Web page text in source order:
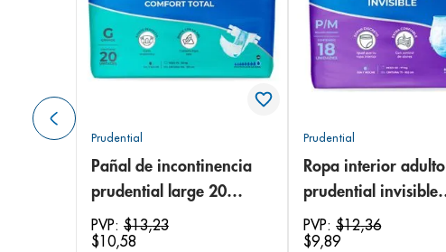
Prudential
Pañal de incontinencia
prudential large 20
unidades
PVP: $13,23
$10,58
Prudential
Ropa interior adulto
prudential invisible
small/medium 18
unidades
PVP:$12,36
$9,89